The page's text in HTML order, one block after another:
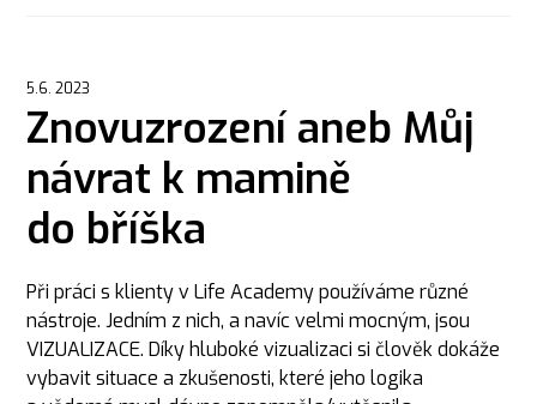
5.6. 2023
Znovuzrození aneb Můj
návrat k mamině
do bříška
Při práci s klienty v Life Academy používáme různé
nástroje. Jedním z nich, a navíc velmi mocným, jsou
VIZUALIZACE. Díky hluboké vizualizaci si člověk dokáže
vybavit situace a zkušenosti, které jeho logika